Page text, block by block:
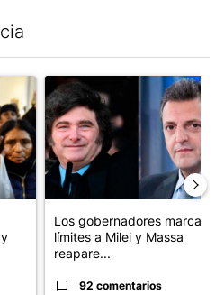
el título "San Cayetano 2026:
Un artículo de tendencia
Los gobernadores marcan
límites a Milei y Massa
reapare...
92 comentarios